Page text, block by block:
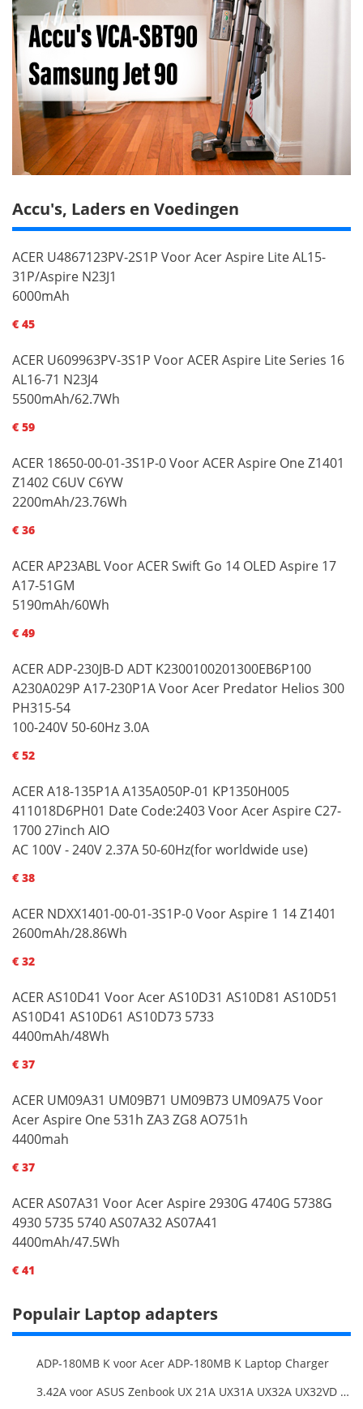
Accu's, Laders en Voedingen
ACER U4867123PV-2S1P Voor Acer Aspire Lite AL15-
31P/Aspire N23J1
6000mAh
€ 45
ACER U609963PV-3S1P Voor ACER Aspire Lite Series 16
AL16-71 N23J4
5500mAh/62.7Wh
€ 59
ACER 18650-00-01-3S1P-0 Voor ACER Aspire One Z1401
Z1402 C6UV C6YW
2200mAh/23.76Wh
€ 36
ACER AP23ABL Voor ACER Swift Go 14 OLED Aspire 17
A17-51GM
5190mAh/60Wh
€ 49
ACER ADP-230JB-D ADT K2300100201300EB6P100
A230A029P A17-230P1A Voor Acer Predator Helios 300
PH315-54
100-240V 50-60Hz 3.0A
€ 52
ACER A18-135P1A A135A050P-01 KP1350H005
411018D6PH01 Date Code:2403 Voor Acer Aspire C27-
1700 27inch AIO
AC 100V - 240V 2.37A 50-60Hz(for worldwide use)
€ 38
ACER NDXX1401-00-01-3S1P-0 Voor Aspire 1 14 Z1401
2600mAh/28.86Wh
€ 32
ACER AS10D41 Voor Acer AS10D31 AS10D81 AS10D51
AS10D41 AS10D61 AS10D73 5733
4400mAh/48Wh
€ 37
ACER UM09A31 UM09B71 UM09B73 UM09A75 Voor
Acer Aspire One 531h ZA3 ZG8 AO751h
4400mah
€ 37
ACER AS07A31 Voor Acer Aspire 2930G 4740G 5738G
4930 5735 5740 AS07A32 AS07A41
4400mAh/47.5Wh
€ 41
Populair Laptop adapters
ADP-180MB K voor Acer ADP-180MB K Laptop Charger
3.42A voor ASUS Zenbook UX 21A UX31A UX32A UX32VD Series Ultrabook Models